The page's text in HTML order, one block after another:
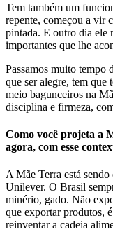
Tem também um
repente, começou a vir
pintada. E outro dia ele
importantes que lhe
Passamos muito tempo
que ser alegre, tem que
meio bagunceiros na
disciplina e firmeza,
Como você projeta a
agora, com esse
A Mãe Terra está
Unilever. O Brasil
minério, gado. Não
que exportar produtos,
reinventar a cadeia